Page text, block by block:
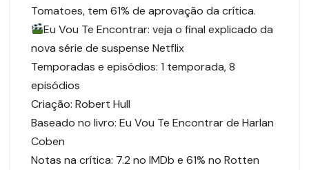
Tomatoes, tem 61% de aprovação da crítica.
Eu Vou Te Encontrar: veja o final explicado da
nova série de suspense Netflix
Temporadas e episódios: 1 temporada, 8
episódios
Criação: Robert Hull
Baseado no livro: Eu Vou Te Encontrar de Harlan
Coben
Notas na crítica: 7.2 no IMDb e 61% no Rotten